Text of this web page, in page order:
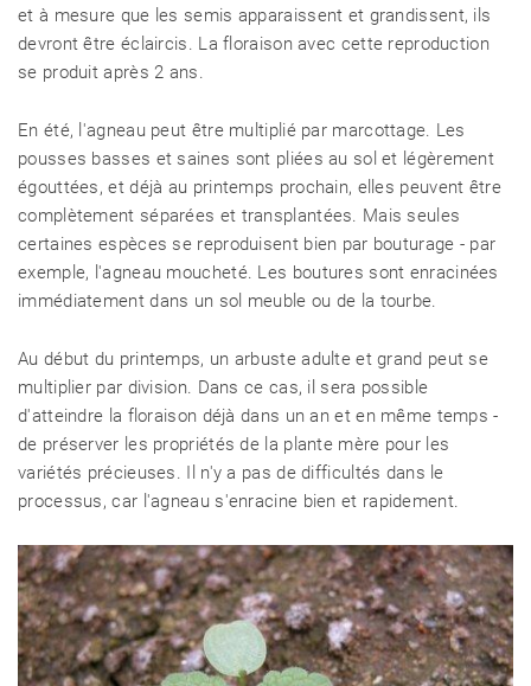
et à mesure que les semis apparaissent et grandissent, ils
devront être éclaircis. La floraison avec cette reproduction
se produit après 2 ans.
En été, l'agneau peut être multiplié par marcottage. Les
pousses basses et saines sont pliées au sol et légèrement
égouttées, et déjà au printemps prochain, elles peuvent être
complètement séparées et transplantées. Mais seules
certaines espèces se reproduisent bien par bouturage - par
exemple, l'agneau moucheté. Les boutures sont enracinées
immédiatement dans un sol meuble ou de la tourbe.
Au début du printemps, un arbuste adulte et grand peut se
multiplier par division. Dans ce cas, il sera possible
d'atteindre la floraison déjà dans un an et en même temps -
de préserver les propriétés de la plante mère pour les
variétés précieuses. Il n'y a pas de difficultés dans le
processus, car l'agneau s'enracine bien et rapidement.